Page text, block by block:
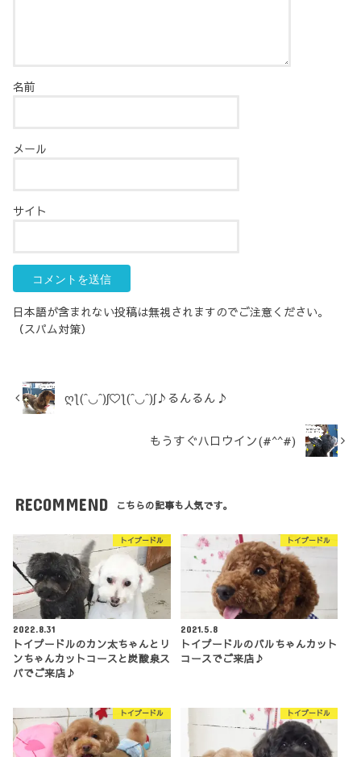
名前
メール
サイト
日本語が含まれない投稿は無視されますのでご注意ください。
（スパム対策）
ღƪ(ˆ◡ˆ)ʃ♡ƪ(ˆ◡ˆ)ʃ♪るんるん♪
もうすぐハロウイン(#^^#)
RECOMMEND こちらの記事も人気です。
トイプードル
2022.8.31
トイプードルのカン太ちゃんとリ
ンちゃんカットコースと炭酸泉ス
パでご来店♪
トイプードル
2021.5.8
トイプードルのバルちゃんカット
コースでご来店♪
トイプードル トイプードル